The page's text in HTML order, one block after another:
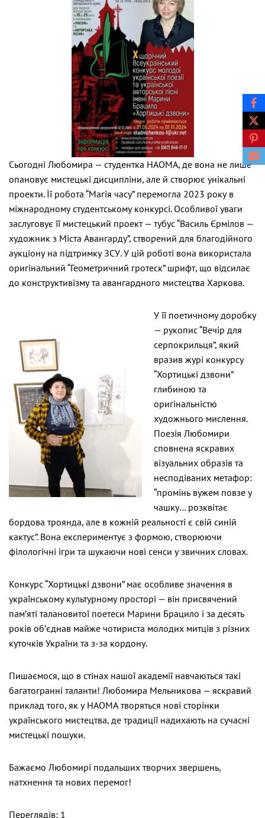
Сьогодні Любомира — студентка НАОМА, де вона не лише
опановує мистецькі дисципліни, але й створює унікальні
проекти. Її робота “Магія часу” перемогла 2023 року в
міжнародному студентському конкурсі. Особливої уваги
заслуговує її мистецький проект — тубус “Василь Єрмілов —
художник з Міста Авангарду”, створений для благодійного
аукціону на підтримку ЗСУ. У цій роботі вона використала
оригінальний “Геометричний гротеск” шрифт, що відсилає
до конструктивізму та авангардного мистецтва Харкова.
У її поетичному доробку
— рукопис “Вечір для
серпокрильця”, який
вразив журі конкурсу
“Хортицькі дзвони”
глибиною та
оригінальністю
художнього мислення.
Поезія Любомири
сповнена яскравих
візуальних образів та
несподіваних метафор:
“промінь вужем повзе у
чашку… розквітає
бордова троянда, але в кожній реальності є свій синій
кактус”. Вона експериментує з формою, створюючи
філологічні ігри та шукаючи нові сенси у звичних словах.
Конкурс “Хортицькі дзвони” має особливе значення в
українському культурному просторі — він присвячений
пам’яті талановитої поетеси Марини Брацило і за десять
років об’єднав майже чотириста молодих митців з різних
куточків України та з-за кордону.
Пишаємося, що в стінах нашої академії навчаються такі
багатогранні таланти! Любомира Мельникова — яскравий
приклад того, як у НАОМА творяться нові сторінки
українського мистецтва, де традиції надихають на сучасні
мистецькі пошуки.
Бажаємо Любомирі подальших творчих звершень,
натхнення та нових перемог!
Переглядів: 1